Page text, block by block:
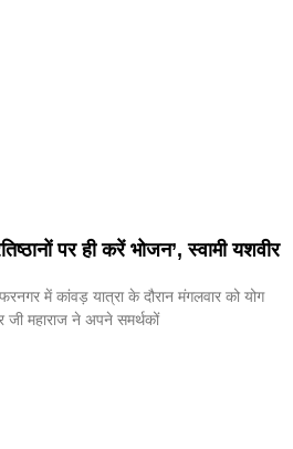
पर ही करें भोजन’, स्वामी यशवीर
में कांवड़ यात्रा के दौरान मंगलवार को योग
जी महाराज ने अपने समर्थकों